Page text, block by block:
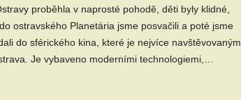
proběhla v naprosté pohodě, děti byly klidné,
ostravského Planetária jsme posvačili a poté jsme
do sférického kina, které je nejvíce navštěvovaným
Je vybaveno moderními technologiemi,…